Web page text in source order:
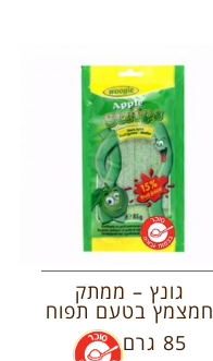
גונץ – ממתק
חמצמץ בטעם תפוח
85 גרם
.